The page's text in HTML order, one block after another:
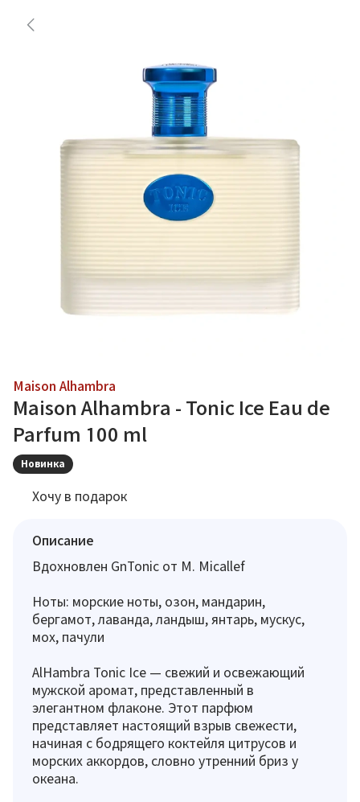
Maison Alhambra
Maison Alhambra - Tonic Ice Eau de
Parfum 100 ml
Новинка
Хочу в подарок
Описание
Вдохновлен GnTonic от M. Micallef
Ноты: морские ноты, озон, мандарин,
бергамот, лаванда, ландыш, янтарь, мускус,
мох, пачули
AlHambra Tonic Ice — свежий и освежающий
мужской аромат, представленный в
элегантном флаконе. Этот парфюм
представляет настоящий взрыв свежести,
начиная с бодрящего коктейля цитрусов и
морских аккордов, словно утренний бриз у
океана.